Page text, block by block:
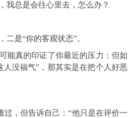
我总是会往心里去，怎么办？
二是“你的客观状态”。
能真的印证了你最近的压力；但如
人没福气”，那其实是在把个人好恶
过，但告诉自己：“他只是在评价一